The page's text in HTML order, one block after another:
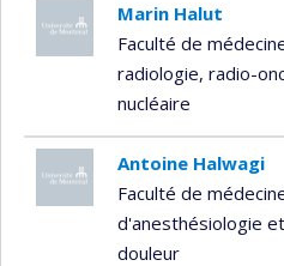
Marin Halut
Faculté de
radiologie, radio-
nucléaire
Antoine Halwagi
Faculté de
d'anesthésiologie
douleur